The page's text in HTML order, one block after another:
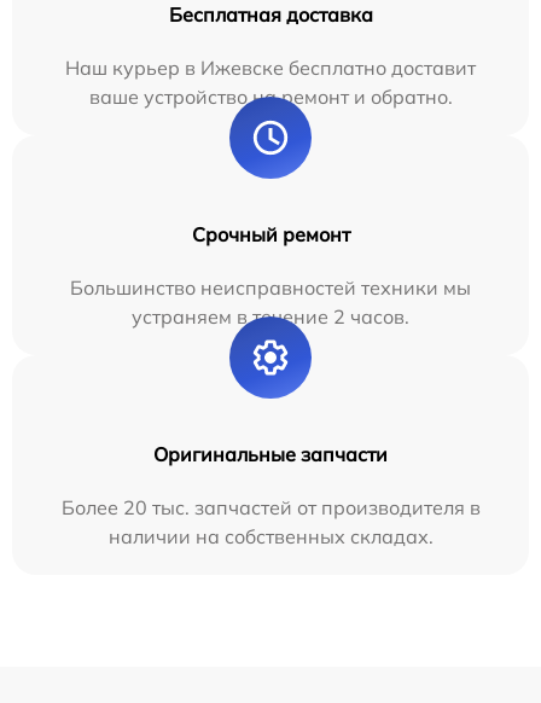
Бесплатная доставка
Наш курьер в Ижевске бесплатно доставит
ваше устройство на ремонт и обратно.
Срочный ремонт
Большинство неисправностей техники мы
устраняем в течение 2 часов.
Оригинальные запчасти
Более 20 тыс. запчастей от производителя в
наличии на собственных складах.